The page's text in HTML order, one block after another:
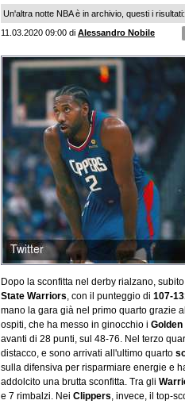
Un'altra notte NBA è in archivio, questi i
11.03.2020 09:00 di Alessandro Nobile
Dopo la sconfitta nel derby rialzano,
State Warriors, con il punteggio di 107-
mano la gara già nel primo quarto grazie
ospiti, che ha messo in ginocchio i
avanti di 28 punti, sul 48-76. Nel terzo
distacco, e sono arrivati all'ultimo quarto
sulla difensiva per risparmiare energie e
addolcito una brutta sconfitta. Tra gli
e 7 rimbalzi. Nei Clippers, invece, il top-